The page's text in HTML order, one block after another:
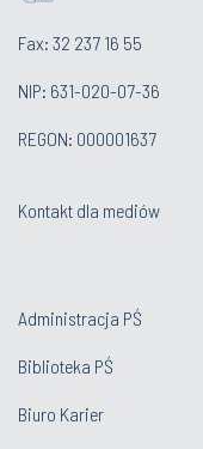
Fax: 32 237 16 55
NIP: 631-020-07-36
REGON: 000001637
Kontakt dla mediów
Administracja PŚ
Biblioteka PŚ
Biuro Karier